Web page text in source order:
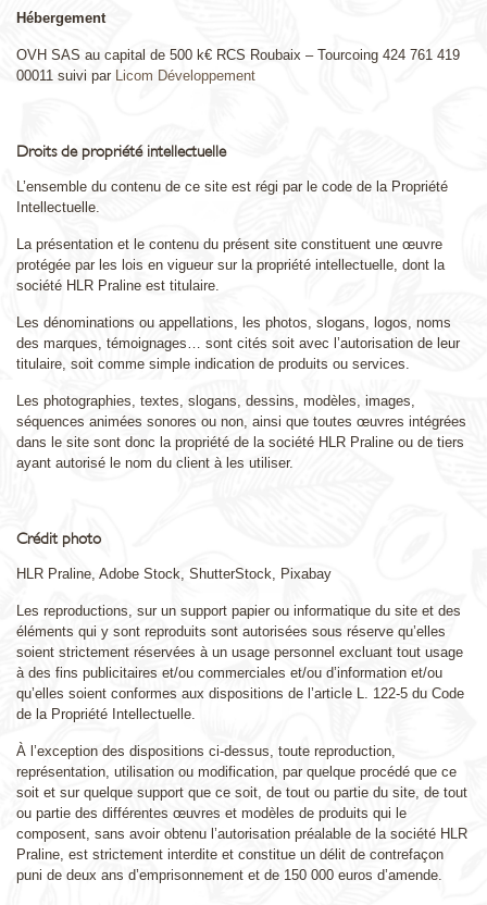
Hébergement
OVH SAS au capital de 500 k€ RCS Roubaix – Tourcoing 424 761 419
00011 suivi par Licom Développement
Droits de propriété intellectuelle
L’ensemble du contenu de ce site est régi par le code de la Propriété
Intellectuelle.
La présentation et le contenu du présent site constituent une œuvre
protégée par les lois en vigueur sur la propriété intellectuelle, dont la
société HLR Praline est titulaire.
Les dénominations ou appellations, les photos, slogans, logos, noms
des marques, témoignages… sont cités soit avec l’autorisation de leur
titulaire, soit comme simple indication de produits ou services.
Les photographies, textes, slogans, dessins, modèles, images,
séquences animées sonores ou non, ainsi que toutes œuvres intégrées
dans le site sont donc la propriété de la société HLR Praline ou de tiers
ayant autorisé le nom du client à les utiliser.
Crédit photo
HLR Praline, Adobe Stock, ShutterStock, Pixabay
Les reproductions, sur un support papier ou informatique du site et des
éléments qui y sont reproduits sont autorisées sous réserve qu’elles
soient strictement réservées à un usage personnel excluant tout usage
à des fins publicitaires et/ou commerciales et/ou d’information et/ou
qu’elles soient conformes aux dispositions de l’article L. 122-5 du Code
de la Propriété Intellectuelle.
À l’exception des dispositions ci-dessus, toute reproduction,
représentation, utilisation ou modification, par quelque procédé que ce
soit et sur quelque support que ce soit, de tout ou partie du site, de tout
ou partie des différentes œuvres et modèles de produits qui le
composent, sans avoir obtenu l’autorisation préalable de la société HLR
Praline, est strictement interdite et constitue un délit de contrefaçon
puni de deux ans d’emprisonnement et de 150 000 euros d’amende.